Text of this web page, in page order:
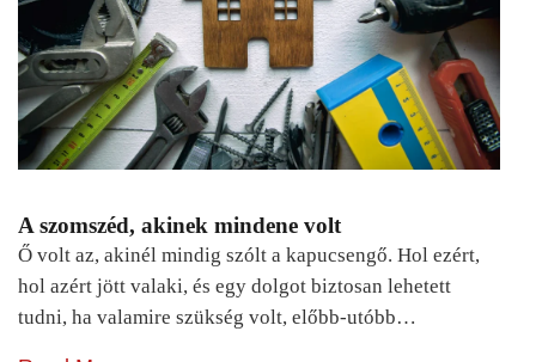
A szomszéd, akinek mindene volt
Ő volt az, akinél mindig szólt a kapucsengő. Hol ezért,
hol azért jött valaki, és egy dolgot biztosan lehetett
tudni, ha valamire szükség volt, előbb-utóbb…